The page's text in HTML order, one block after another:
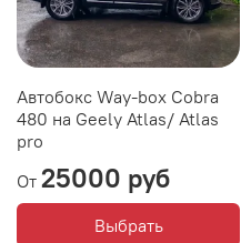
Автобокс Way-box Cobra
480 на Geely Atlas/ Atlas
pro
От 25000 руб
Выбрать